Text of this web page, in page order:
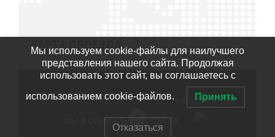
КАРТА ПРОЕЗДА
©2020БИЙСКИЙ ГОСУДАРСТВЕННЫЙ КОЛЛЕДЖ
МЫ В СОЦИАЛЬНЫХ СЕТЯХ
Мы используем cookie-файлы для наилучшего
представления нашего сайта. Продолжая
использовать этот сайт, вы соглашаетесь с
использованием cookie-файлов. Принять
Отказаться